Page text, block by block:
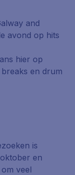
and
avond op hits
hier op
en drum
is
en
veel